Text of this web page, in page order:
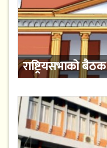
राष्ट्रियसभाको